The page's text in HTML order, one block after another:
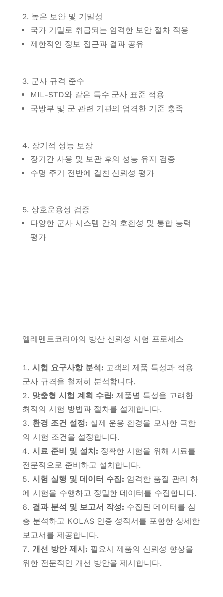
2. 높은 보안 및 기밀성
국가 기밀로 취급되는 엄격한 보안 절차 적용
제한적인 정보 접근과 결과 공유
3. 군사 규격 준수
MIL-STD와 같은 특수 군사 표준 적용
국방부 및 군 관련 기관의 엄격한 기준 충족
4. 장기적 성능 보장
장기간 사용 및 보관 후의 성능 유지 검증
수명 주기 전반에 걸친 신뢰성 평가
5. 상호운용성 검증
다양한 군사 시스템 간의 호환성 및 통합 능력
평가
엘레멘트코리아의 방산 신뢰성 시험 프로세스
시험 요구사항 분석: 고객의 제품 특성과 적용
군사 규격을 철저히 분석합니다.
맞춤형 시험 계획 수립: 제품별 특성을 고려한
최적의 시험 방법과 절차를 설계합니다.
환경 조건 설정: 실제 운용 환경을 모사한 극한
의 시험 조건을 설정합니다.
시료 준비 및 설치: 정확한 시험을 위해 시료를
전문적으로 준비하고 설치합니다.
시험 실행 및 데이터 수집: 엄격한 품질 관리 하
에 시험을 수행하고 정밀한 데이터를 수집합니다.
결과 분석 및 보고서 작성: 수집된 데이터를 심
층 분석하고 KOLAS 인증 성적서를 포함한 상세한
보고서를 제공합니다.
개선 방안 제시: 필요시 제품의 신뢰성 향상을
위한 전문적인 개선 방안을 제시합니다.